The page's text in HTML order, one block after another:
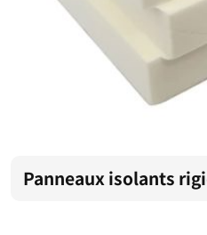
Panneaux isolants